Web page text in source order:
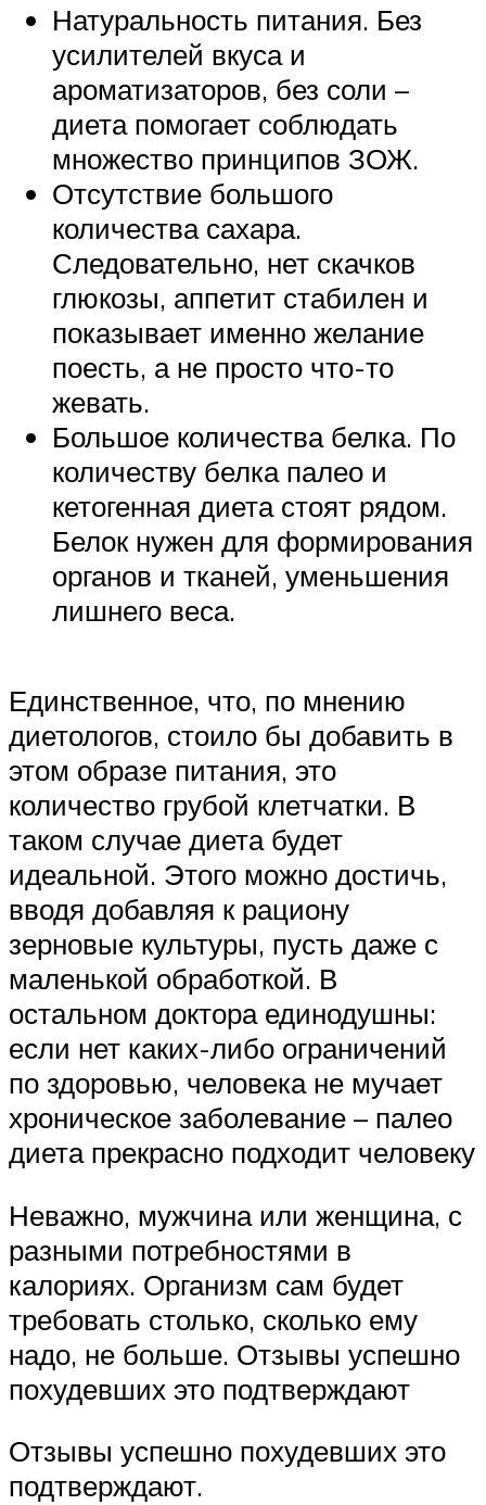
Натуральность питания. Без
усилителей вкуса и
ароматизаторов, без соли –
диета помогает соблюдать
множество принципов ЗОЖ.
Отсутствие большого
количества сахара.
Следовательно, нет скачков
глюкозы, аппетит стабилен и
показывает именно желание
поесть, а не просто что-то
жевать.
Большое количества белка. По
количеству белка палео и
кетогенная диета стоят рядом.
Белок нужен для формирования
органов и тканей, уменьшения
лишнего веса.
Единственное, что, по мнению
диетологов, стоило бы добавить в
этом образе питания, это
количество грубой клетчатки. В
таком случае диета будет
идеальной. Этого можно достичь,
вводя добавляя к рациону
зерновые культуры, пусть даже с
маленькой обработкой. В
остальном доктора единодушны:
если нет каких-либо ограничений
по здоровью, человека не мучает
хроническое заболевание – палео
диета прекрасно подходит человеку
Неважно, мужчина или женщина, с
разными потребностями в
калориях. Организм сам будет
требовать столько, сколько ему
надо, не больше. Отзывы успешно
похудевших это подтверждают
Отзывы успешно похудевших это
подтверждают.